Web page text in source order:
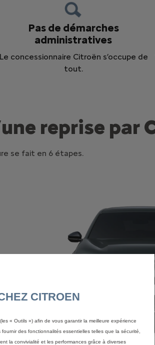
Pas de démarches
administratives
Le concessionnaire Citroën s’occupe de
tout.
reprise par
se fait en 6 étapes.
CITROEN
« Outils ») afin de vous garantir la meilleure expérience
des fonctionnalités essentielles telles que la sécurité,
la convivialité et les performances grâce à diverses